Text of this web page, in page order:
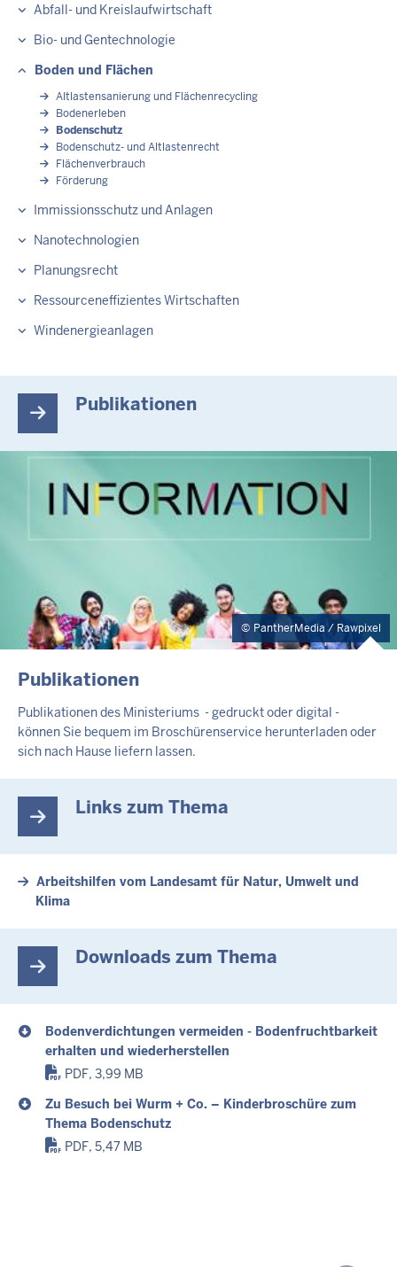
Abfall- und Kreislaufwirtschaft
Bio- und Gentechnologie
Boden und Flächen
Altlastensanierung und Flächenrecycling
Bodenerleben
Bodenschutz
Bodenschutz- und Altlastenrecht
Flächenverbrauch
Förderung
Immissionsschutz und Anlagen
Nanotechnologien
Planungsrecht
Ressourceneffizientes Wirtschaften
Windenergieanlagen
Publikationen
PantherMedia / Rawpixel
Publikationen
Publikationen des Ministeriums - gedruckt oder digital -
können Sie bequem im Broschürenservice herunterladen oder
sich nach Hause liefern lassen.
Links zum Thema
Arbeitshilfen vom Landesamt für Natur, Umwelt und
Klima
Downloads zum Thema
Bodenverdichtungen vermeiden - Bodenfruchtbarkeit
erhalten und wiederherstellen
PDF, 3,99 MB
Zu Besuch bei Wurm + Co. – Kinderbroschüre zum
Thema Bodenschutz
PDF, 5,47 MB